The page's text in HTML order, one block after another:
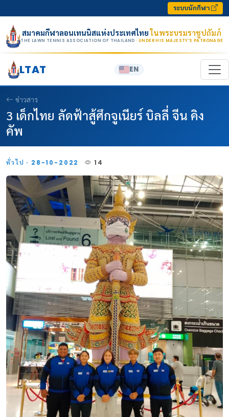
ระบบนักกีฬา
สมาคมกีฬาลอนเทนนิสแห่งประเทศไทยในพระบรมราชูปถัมภ์
THE LAWN TENNIS ASSOCIATION OF THAILAND · UNDER HIS MAJESTY’S PATRONAGE
LTAT EN
ข่าวสาร
3 เด็กไทย ลัดฟ้าสู้ศึกจูเนียร์ บิลลี่ จีน คิง
คัพ
ทั่วไป · 28-10-2022 14